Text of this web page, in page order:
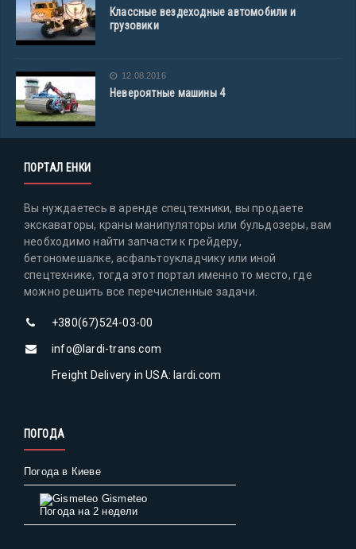
Классные вездеходные автомобили и
грузовики
12.08.2016
Невероятные машины 4
ПОРТАЛ ЕНКИ
Вы нуждаетесь в аренде спецтехники, вы продаете
экскаваторы, краны манипуляторы или бульдозеры, вам
необходимо найти запчасти к грейдеру,
бетономешалке, асфальтоукладчику или иной
спецтехнике, тогда этот портал именно то место, где
можно решить все перечисленные задачи.
+380(67)524-03-00
info@lardi-trans.com
Freight Delivery in USA: lardi.com
ПОГОДА
Погода в Киеве
Gismeteo
Погода на 2 недели